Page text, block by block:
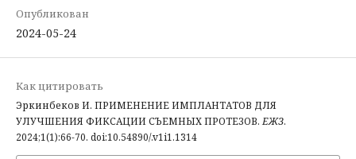
Опубликован
2024-05-24
Как цитировать
Эркинбеков И. ПРИМЕНЕНИЕ ИМПЛАНТАТОВ ДЛЯ
УЛУЧШЕНИЯ ФИКСАЦИИ СЪЕМНЫХ ПРОТЕЗОВ. ЕЖЗ.
2024;1(1):66-70. doi:10.54890/.v1i1.1314